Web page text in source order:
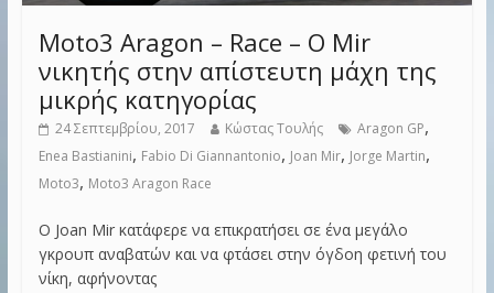
Moto3 Aragon – Race – Ο Mir
νικητής στην απίστευτη μάχη της
μικρής κατηγορίας
24 Σεπτεμβρίου, 2017 Κώστας Τουλής Aragon GP,
Enea Bastianini, Fabio Di Giannantonio, Joan Mir, Jorge Martin,
Moto3, Moto3 Aragon Race
Ο Joan Mir κατάφερε να επικρατήσει σε ένα μεγάλο
γκρουπ αναβατών και να φτάσει στην όγδοη φετινή του
νίκη, αφήνοντας